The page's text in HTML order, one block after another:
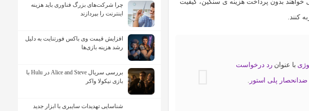
خواهند بدون پرداخت هزینه ی سنگین، کیفیت
کنند.
با عنوان رد درخواست
پلی استور .
چرا شرکت‌های بزرگ فناوری باید هزینه
اینترنت را بپردازند
افزایش قیمت وی باکس فورتنایت به دلیل
رشد هزینه بازی‌ها
بررسی سریال Alice and Steve در Hulu با
بازی نیکولا واکر
شناسایی تهدیدات سایبری با ابزار جدید